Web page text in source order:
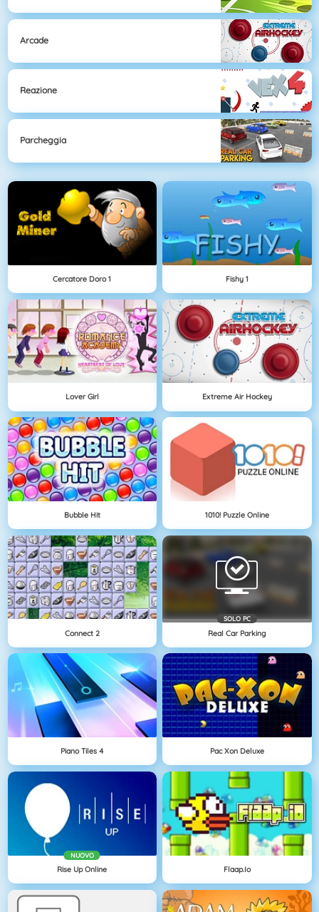
Arcade
Reazione
Parcheggia
Cercatore Doro 1 Fishy 1
Lover Girl Extreme Air Hockey
Bubble Hit 1010! Puzzle Online
Connect 2
SOLO PC
Real Car Parking
Piano Tiles 4 Pac Xon Deluxe
NUOVO
Rise Up Online Flaap.io